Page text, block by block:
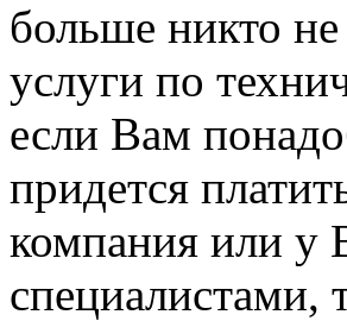
больше никто
услуги по
если Вам
придется
компания или у
специалистами,